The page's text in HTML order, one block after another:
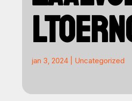
jan 3, 2024| Uncategorized